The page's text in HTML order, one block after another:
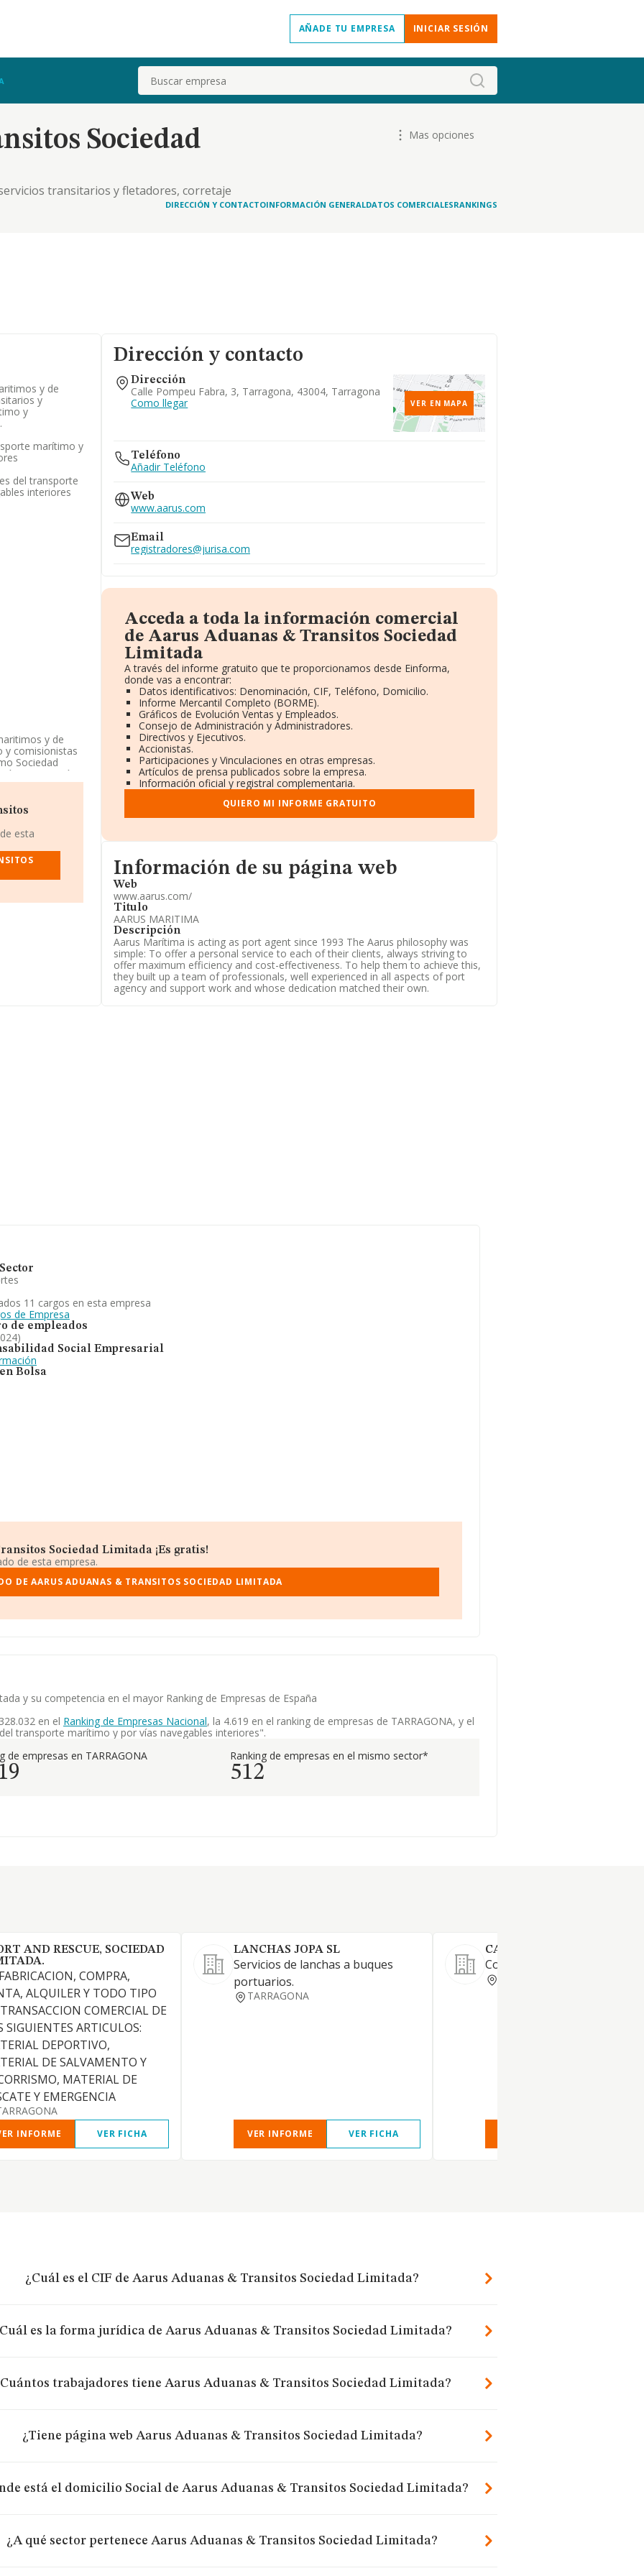
AÑADE TU EMPRESA INICIAR SESIÓN
Buscar
Sociedad
transitarios y fletadores, corretaje
Mas opciones
DIRECCIÓN Y CONTACTOINFORMACIÓN GENERALDATOS COMERCIALESRANKINGS
y de
y
y
marítimo y
del transporte
interiores
y de
y comisionistas
Sociedad
y por vías
exteriores.
al 2023 y
empleados
a los niveles
91
de las
de ella se
esta
Dirección y contacto
Dirección
Calle Pompeu Fabra, 3, Tarragona, 43004, Tarragona
Como llegar
VER EN MAPA
Teléfono
Añadir Teléfono
Web
www.aarus.com
Email
registradores@jurisa.com
Acceda a toda la información comercial
de Aarus Aduanas & Transitos Sociedad
Limitada
A través del informe gratuito que te proporcionamos desde Einforma,
donde vas a encontrar:
Datos identificativos: Denominación, CIF, Teléfono, Domicilio.
Informe Mercantil Completo (BORME).
Gráficos de Evolución Ventas y Empleados.
Consejo de Administración y Administradores.
Directivos y Ejecutivos.
Accionistas.
Participaciones y Vinculaciones en otras empresas.
Artículos de prensa publicados sobre la empresa.
Información oficial y registral complementaria.
QUIERO MI INFORME GRATUITO
Informacion de su página web
Información de su página web
Web
www.aarus.com/
Titulo
AARUS MARITIMA
Descripción
Aarus Marítima is acting as port agent since 1993 The Aarus philosophy was
simple: To offer a personal service to each of their clients, always striving to
offer maximum efficiency and cost-effectiveness. To help them to achieve this,
they built up a team of professionals, well experienced in all aspects of port
agency and support work and whose dedication matched their own.
11 cargos en esta empresa
de Empresa
de empleados
Social Empresarial
Bolsa
Sociedad Limitada ¡Es gratis!
de esta empresa.
DE AARUS ADUANAS & TRANSITOS SOCIEDAD LIMITADA
y su competencia en el mayor Ranking de Empresas de España
en el Ranking de Empresas Nacional, la 4.619 en el ranking de empresas de TARRAGONA, y el
transporte marítimo y por vías navegables interiores".
de empresas en TARRAGONA Ranking de empresas en el mismo sector*
512
AND RESCUE, SOCIEDAD
COMPRA,
ALQUILER Y TODO TIPO
COMERCIAL DE
SIGUIENTES ARTICULOS:
DEPORTIVO,
DE SALVAMENTO Y
MATERIAL DE
Y EMERGENCIA
INFORME VER FICHA
LANCHAS JOPA SL
Servicios de lanchas a buques
portuarios.
TARRAGONA
VER INFORME VER FICHA
CARALB MARITIMA SA
Consignatarios de buques.
¿Cuál es el CIF de Aarus Aduanas & Transitos Sociedad Limitada?
es la forma jurídica de Aarus Aduanas & Transitos Sociedad Limitada?
trabajadores tiene Aarus Aduanas & Transitos Sociedad Limitada?
¿Tiene página web Aarus Aduanas & Transitos Sociedad Limitada?
está el domicilio Social de Aarus Aduanas & Transitos Sociedad Limitada?
¿A qué sector pertenece Aarus Aduanas & Transitos Sociedad Limitada?